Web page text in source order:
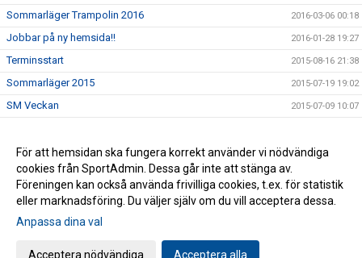
Sommarläger Trampolin 2016 2016-03-06 00:18
Jobbar på ny hemsida!! 2016-01-28 19:27
Terminsstart 2015-08-16 21:38
Sommarläger 2015 2015-07-19 19:02
SM Veckan 2015-07-09 10:07
Truppläger 2015-07-08 16:00
Jonas på plats i Baku 2015-07-08 15:59
Gå till Webbversion
För att hemsidan ska fungera korrekt använder vi nödvändiga
cookies från SportAdmin. Dessa går inte att stänga av.
Föreningen kan också använda frivilliga cookies, t.ex. för statistik
eller marknadsföring. Du väljer själv om du vill acceptera dessa.
Anpassa dina val
Acceptera nödvändiga Acceptera alla